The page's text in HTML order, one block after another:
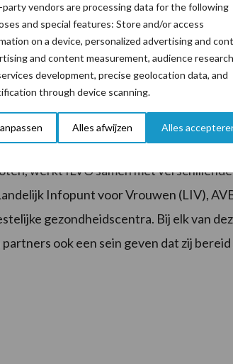
vendors are processing data for the following
and special features: Store and/or access
on a device, personalized advertising and
and content measurement, audience
development, precise geolocation data, and
through device scanning.
Alles afwijzen Alles
ten slotte is de focus op de specifieke
om mee te werken aan dit onderzoek
neem contact op met
0478.78.71.33
werkt ILVO samen met verschillende
Infopunt voor Vrouwen (LIV),
gezondheidscentra. Bij elk van
ook een sein geven dat zij bereid